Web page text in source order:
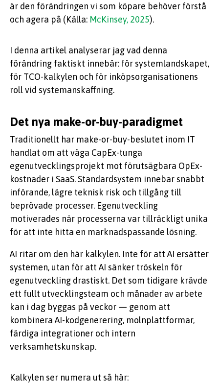
är den förändringen vi som köpare behöver förstå
och agera på (Källa: McKinsey, 2025).
I denna artikel analyserar jag vad denna
förändring faktiskt innebär: för systemlandskapet,
för TCO-kalkylen och för inköpsorganisationens
roll vid systemanskaffning.
Det nya make-or-buy-paradigmet
Traditionellt har make-or-buy-beslutet inom IT
handlat om att väga CapEx-tunga
egenutvecklingsprojekt mot förutsägbara OpEx-
kostnader i SaaS. Standardsystem innebar snabbt
införande, lägre teknisk risk och tillgång till
beprövade processer. Egenutveckling
motiverades när processerna var tillräckligt unika
för att inte hitta en marknadspassande lösning.
AI ritar om den här kalkylen. Inte för att AI ersätter
systemen, utan för att AI sänker tröskeln för
egenutveckling drastiskt. Det som tidigare krävde
ett fullt utvecklingsteam och månader av arbete
kan i dag byggas på veckor — genom att
kombinera AI-kodgenerering, molnplattformar,
färdiga integrationer och intern
verksamhetskunskap.
Kalkylen ser numera ut så här: